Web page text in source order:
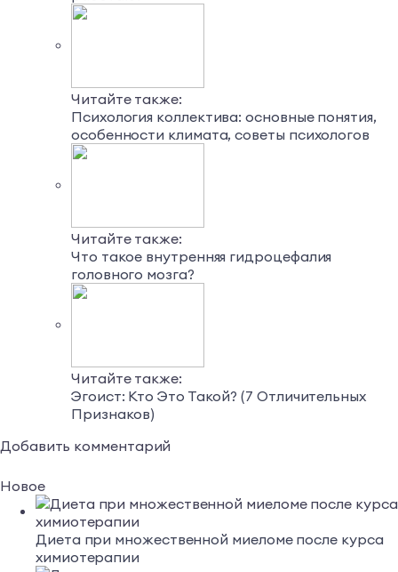
Читайте также:
Психология коллектива: основные понятия,
особенности климата, советы психологов
Читайте также:
Что такое внутренняя гидроцефалия
головного мозга?
Читайте также:
Эгоист: Кто Это Такой? (7 Отличительных
Признаков)
Добавить комментарий
Новое
Диета при множественной миеломе после курса
химиотерапии